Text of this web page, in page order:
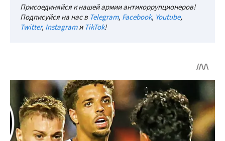
Присоединяйся к нашей армии антикоррупционеров!
Подписуйся на нас в Telegram, Facebook, Youtube,
Twitter, InstagramиTikTok!